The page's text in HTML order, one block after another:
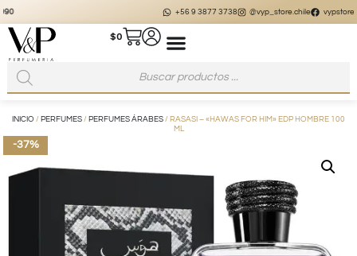
@vyp_store.chile vypstore.cl
$0
INICIO / PERFUMES / PERFUMES ÁRABES / RASASI – «HAWAS FOR HIM» EDP HOMBRE 100
ML
-37%